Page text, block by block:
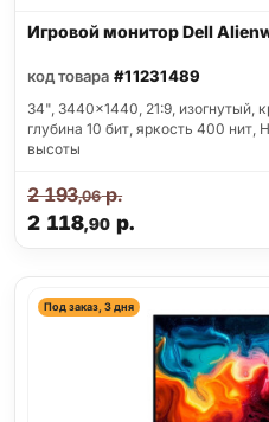
Игровой монитор Dell
код товара #11231489
34", 3440x1440, 21:9, изогнутый,
глубина 10 бит, яркость 400 нит,
высоты
2 118,90 р.
2 193,06р.
Под заказ, 3 дня